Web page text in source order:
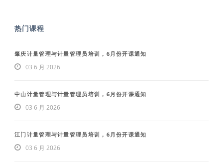
热门课程
肇庆计量管理与计量管理员培训，6月份开课通知
03 6 月 2026
中山计量管理与计量管理员培训，6月份开课通知
03 6 月 2026
江门计量管理与计量管理员培训，6月份开课通知
03 6 月 2026